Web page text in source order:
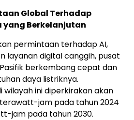
Global Terhadap
Berkelanjutan
permintaan terhadap AI,
layanan digital canggih, pusat
berkembang cepat dan
daya listriknya.
wilayah ini diperkirakan akan
jam pada tahun 2024
jam pada tahun 2030.